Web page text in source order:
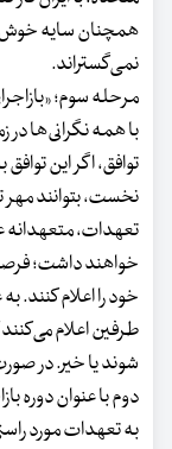
همچنان سایه
نمی‌گستراند.
مرحله سوم؛
با همه نگرانی‌ها در
نخست، بتوانند مهر
خواهند داشت؛
خود را اعلام کنند.
طرفین اعلام می‌کنند
دوم با عنوان دوره
به تعهدات مورد